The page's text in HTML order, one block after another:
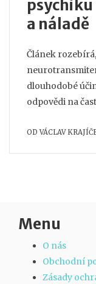
psychiku
a náladě
Článek
dlouhodobé
odpovědi na
ODVÁCLAV
Menu
O nás
Obchodní
Zásady